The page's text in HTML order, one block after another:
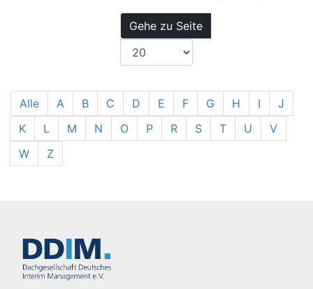
Gehe zu Seite
Alle A B C D E F G H I
J
K
L M N O P R S T U
V
W
Z